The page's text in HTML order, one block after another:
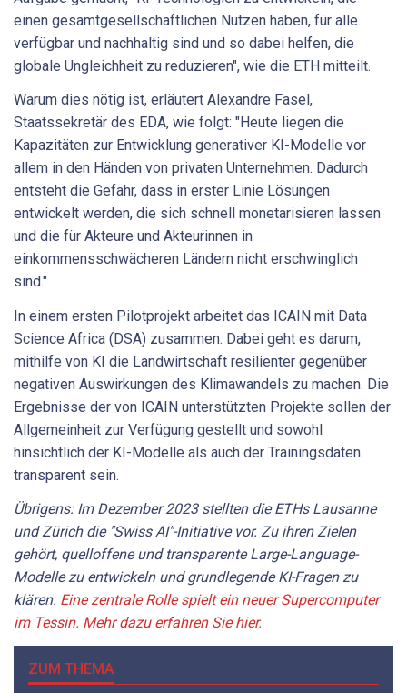
einen gesamtgesellschaftlichen Nutzen haben, für alle
verfügbar und nachhaltig sind und so dabei helfen, die
globale Ungleichheit zu reduzieren", wie die ETH mitteilt.
Warum dies nötig ist, erläutert Alexandre Fasel,
Staatssekretär des EDA, wie folgt: "Heute liegen die
Kapazitäten zur Entwicklung generativer KI-Modelle vor
allem in den Händen von privaten Unternehmen. Dadurch
entsteht die Gefahr, dass in erster Linie Lösungen
entwickelt werden, die sich schnell monetarisieren lassen
und die für Akteure und Akteurinnen in
einkommensschwächeren Ländern nicht erschwinglich
sind."
In einem ersten Pilotprojekt arbeitet das ICAIN mit Data
Science Africa (DSA) zusammen. Dabei geht es darum,
mithilfe von KI die Landwirtschaft resilienter gegenüber
negativen Auswirkungen des Klimawandels zu machen. Die
Ergebnisse der von ICAIN unterstützten Projekte sollen der
Allgemeinheit zur Verfügung gestellt und sowohl
hinsichtlich der KI-Modelle als auch der Trainingsdaten
transparent sein.
Übrigens: Im Dezember 2023 stellten die ETHs Lausanne
und Zürich die "Swiss AI"-Initiative vor. Zu ihren Zielen
gehört, quelloffene und transparente Large-Language-
Modelle zu entwickeln und grundlegende KI-Fragen zu
klären. Eine zentrale Rolle spielt ein neuer Supercomputer
im Tessin. Mehr dazu erfahren Sie hier.
ZUM THEMA